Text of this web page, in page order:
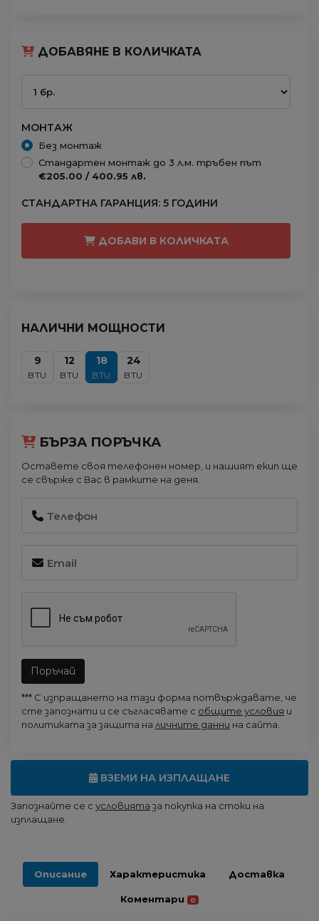
ДОБАВЯНЕ В КОЛИЧКАТА
МОНТАЖ
Без монтаж
Стандартен монтаж до 3 л.м. тръбен път
€205.00 / 400.95 лв.
СТАНДАРТНА ГАРАНЦИЯ: 5 ГОДИНИ
ДОБАВИ В КОЛИЧКАТА
НАЛИЧНИ МОЩНОСТИ
9
BTU
12
BTU
18
BTU
24
BTU
БЪРЗА ПОРЪЧКА
Оставете своя телефонен номер, и нашият екип ще
се свърже с Вас в рамките на деня.
Поръчай
*** С изпращането на тази форма потвърждавате, че
сте запознати и се съгласявате с общите условия и
политиката за защита на личните данни на сайта.
ВЗЕМИ НА ИЗПЛАЩАНЕ
Запознайте се с условията за покупка на стоки на
изплащане.
Описание Характеристика Доставка
Коментари 0